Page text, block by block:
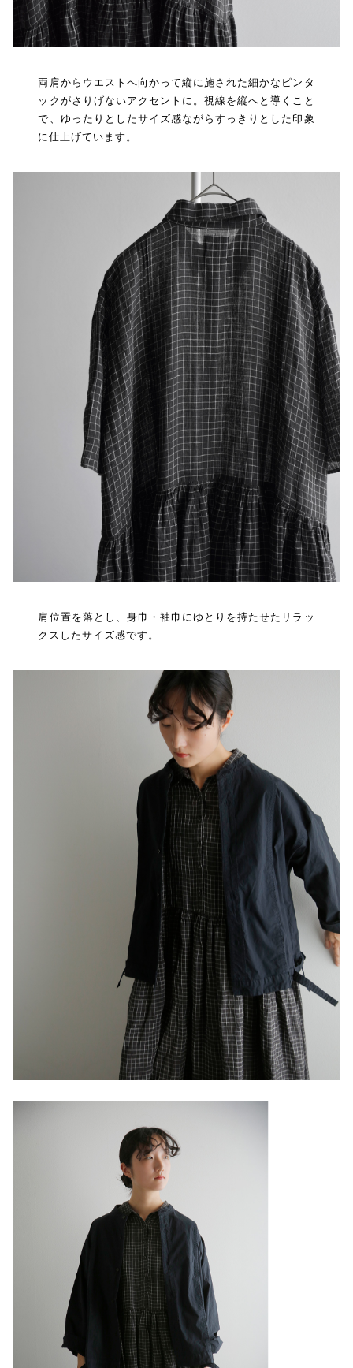
両肩からウエストへ向かって縦に施された細かなピンタ
ックがさりげないアクセントに。視線を縦へと導くこと
で、ゆったりとしたサイズ感ながらすっきりとした印象
に仕上げています。
肩位置を落とし、身巾・袖巾にゆとりを持たせたリラッ
クスしたサイズ感です。